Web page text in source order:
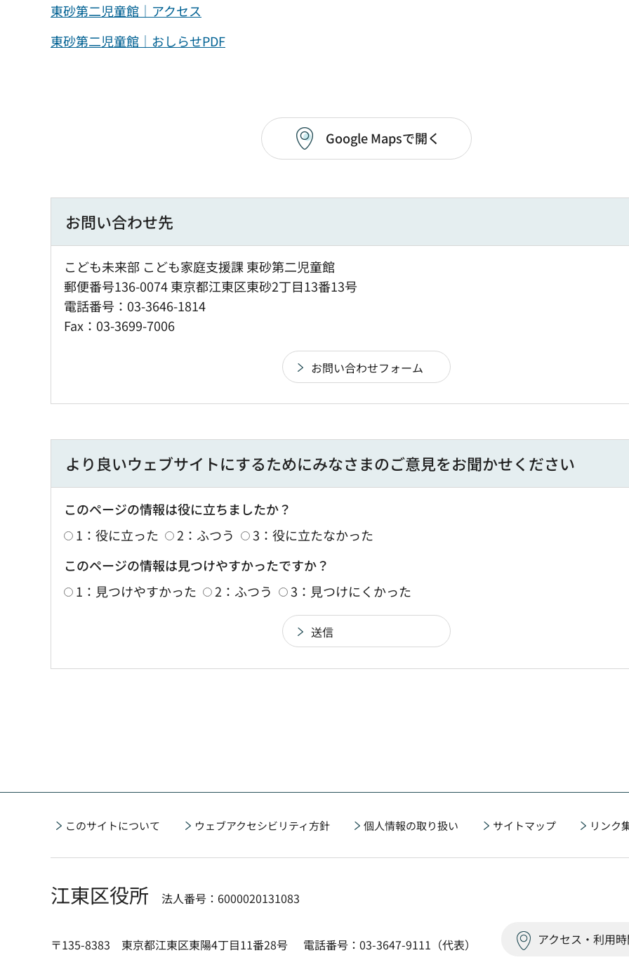
東砂第二児童館｜アクセス
東砂第二児童館｜おしらせPDF
Google Mapsで開く
お問い合わせ先
こども未来部 こども家庭支援課 東砂第二児童館
郵便番号136-0074 東京都江東区東砂2丁目13番13号
電話番号：03-3646-1814
Fax：03-3699-7006
より良いウェブサイトにするためにみなさまのご意見をお聞かせください
このページの情報は役に立ちましたか？
1：役に立った
2：ふつう
3：役に立たなかった
このページの情報は見つけやすかったですか？
1：見つけやすかった
2：ふつう 3：見つけにくかった
このサイトについて ウェブアクセシビリティ方針 個人情報の取り扱い サイトマップ リンク
江東区役所 法人番号：6000020131083
〒135-8383 東京都江東区東陽4丁目11番28号 電話番号：03-3647-9111（代表） アクセス・利用